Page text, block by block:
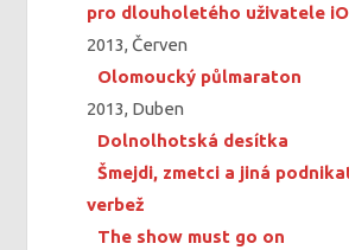
pro dlouholetého uživatele
2013, Červen
Olomoucký půlmaraton
2013, Duben
Dolnolhotská desítka
Šmejdi, zmetci a jiná
verbež
The show must go on